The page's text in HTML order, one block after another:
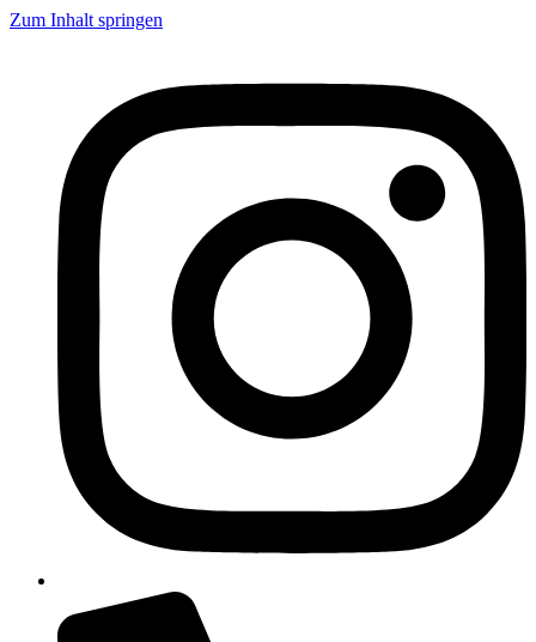
Zum Inhalt springen